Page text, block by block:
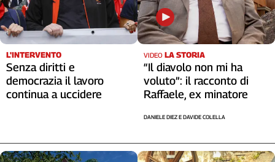
L'INTERVENTO
Senza diritti e
democrazia il lavoro
continua a uccidere
VIDEO LA STORIA
“Il diavolo non mi ha
voluto”: il racconto di
Raffaele, ex minatore
DANIELE DIEZ E DAVIDE COLELLA